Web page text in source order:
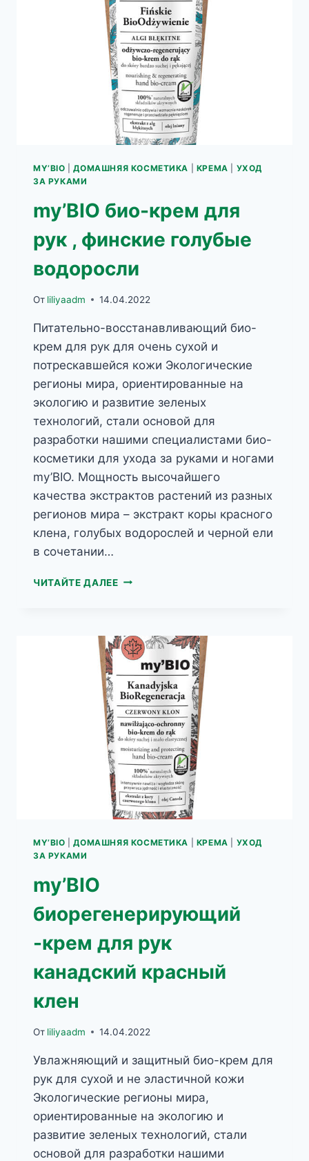
НОГ
MY’BIO |ДОМАШНЯЯ КОСМЕТИКА КРЕМА
УХОД
ЗА РУКАМИ
my’BIO био-крем для
рук , финские голубые
водоросли
От liliyaadm 14.04.2022
Питательно-восстанавливающий био-
крем для рук для очень сухой и
потрескавшейся кожи Экологические
регионы мира, ориентированные на
экологию и развитие зеленых
технологий, стали основой для
разработки нашими специалистами био-
косметики для ухода за руками и ногами
my’BIO. Мощность высочайшего
качества экстрактов растений из разных
регионов мира – экстракт коры красного
клена, голубых водорослей и черной ели
в сочетании…
ЧИТАЙТЕ ДАЛЕЕMY’BIO
РУК
,
ФИНСКИЕ
ГОЛУБЫЕ
ВОДОРОСЛИ
MY’BIO |ДОМАШНЯЯ КОСМЕТИКА КРЕМА
УХОД
ЗА РУКАМИ
my’BIO
биорегенерирующий
-крем для рук
канадский красный
клен
От liliyaadm 14.04.2022
Увлажняющий и защитный био-крем для
рук для сухой и не эластичной кожи
Экологические регионы мира,
ориентированные на экологию и
развитие зеленых технологий, стали
основой для разработки нашими